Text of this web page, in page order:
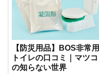
【防災用品】BOS非常用
トイレの口コミ｜マツコ
の知らない世界